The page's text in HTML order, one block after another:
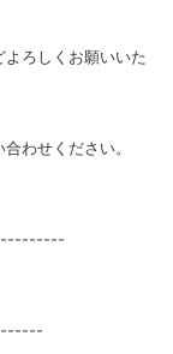
ろしくお願いいた
わせください。